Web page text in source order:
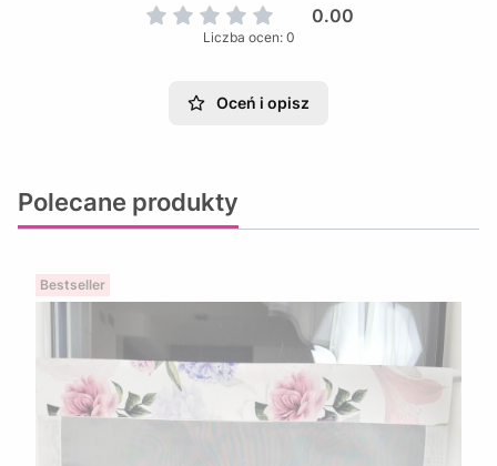
0.00
Liczba ocen: 0
Oceń i opisz
Polecane produkty
Bestseller